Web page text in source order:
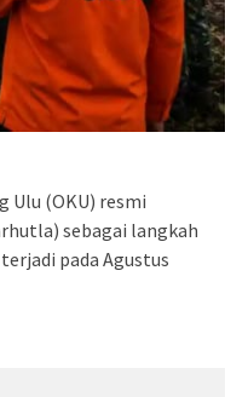
Ulu (OKU) resmi
sebagai langkah
pada Agustus